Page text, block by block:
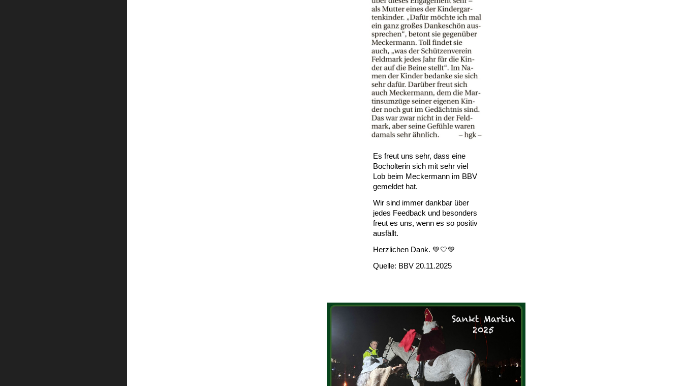
Es freut uns sehr, dass eine
Bocholterin sich mit sehr viel
Lob beim Meckermann im BBV
gemeldet hat.
Wir sind immer dankbar über
jedes Feedback und besonders
freut es uns, wenn es so positiv
ausfällt.
Herzlichen Dank. 💚🤍💚
Quelle: BBV 20.11.2025